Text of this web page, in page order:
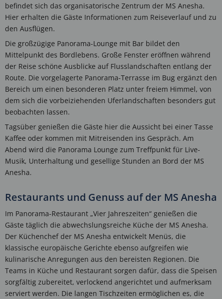
befindet sich das organisatorische Zentrum der MS Anesha.
Hier erhalten die Gäste Informationen zum Reiseverlauf und zu
den Ausflügen.
Die großzügige Panorama-Lounge mit Bar bildet den
Mittelpunkt des Bordlebens. Große Fenster eröffnen während
der Reise schöne Ausblicke auf Flusslandschaften entlang der
Route. Die vorgelagerte Panorama-Terrasse im Bug ergänzt den
Bereich um einen besonderen Platz unter freiem Himmel, von
dem sich die vorbeiziehenden Uferlandschaften besonders gut
beobachten lassen.
Tagsüber genießen die Gäste hier die Aussicht bei einer Tasse
Kaffee oder kommen mit Mitreisenden ins Gespräch. Am
Abend wird die Panorama Lounge zum Treffpunkt für Live-
Musik, Unterhaltung und gesellige Stunden an Bord der MS
Anesha.
Restaurants und Genuss auf der MS Anesha
Im Panorama-Restaurant „Vier Jahreszeiten“ genießen die
Gäste täglich die abwechslungsreiche Küche der MS Anesha.
Der Küchenchef der MS Anesha entwickelt Menüs, die
klassische europäische Gerichte ebenso aufgreifen wie
kulinarische Anregungen aus den bereisten Regionen. Die
Teams in Küche und Restaurant sorgen dafür, dass die Speisen
sorgfältig zubereitet, verlockend angerichtet und aufmerksam
serviert werden. Die langen Tischzeiten ermöglichen es, die